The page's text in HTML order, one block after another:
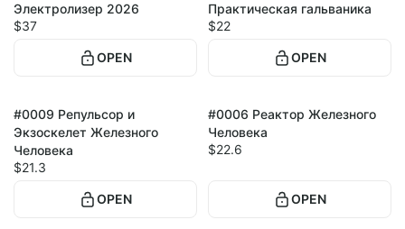
1
Электролизер 2026
$37
OPEN
Практическая гальваника
$22
OPEN
#0009 Репульсор и
Экзоскелет Железного
Человека
$21.3
OPEN
#0006 Реактор Железного
Человека
$22.6
OPEN